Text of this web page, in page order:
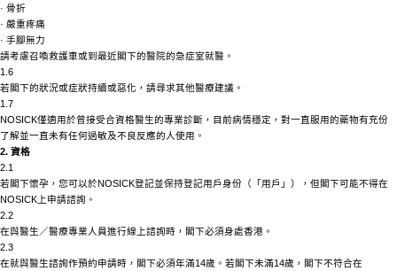
· 骨折
· 嚴重疼痛
· 手腳無力
請考慮召喚救護車或到最近閣下的醫院的急症室就醫。
1.6
若閣下的狀況或症狀持續或惡化，請尋求其他醫療建議。
1.7
NOSICK僅適用於曾接受合資格醫生的專業診斷，目前病情穩定，對一直服用的藥物有充份
了解並一直未有任何過敏及不良反應的人使用。
2. 資格
2.1
若閣下懷孕，您可以於NOSICK登記並保持登記用戶身份（「用戶」），但閣下可能不得在
NOSICK 上申請諮詢。
2.2
在與醫生／醫療專業人員進行線上諮詢時，閣下必須身處香港。
2.3
在就與醫生諮詢作預約申請時，閣下必須年滿14歲。若閣下未滿14歲，閣下不符合在